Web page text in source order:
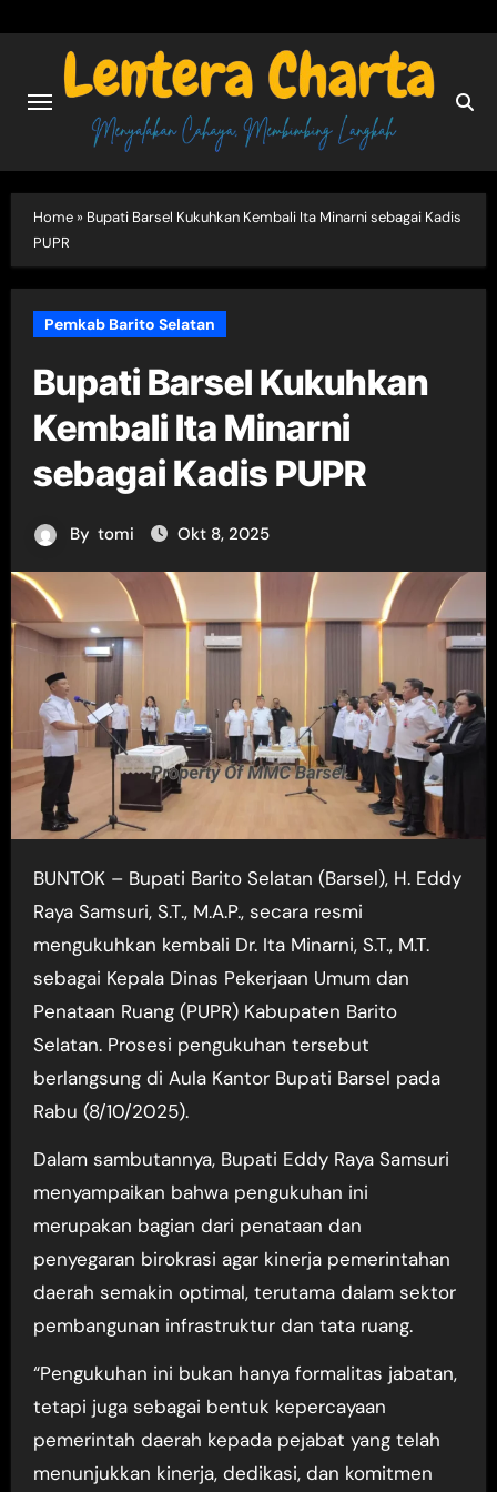
Home» Bupati Barsel Kukuhkan Kembali Ita Minarni sebagai Kadis
PUPR
Pemkab Barito Selatan
Bupati Barsel Kukuhkan
Kembali Ita Minarni
sebagai Kadis PUPR
By tomi Okt 8, 2025
BUNTOK – Bupati Barito Selatan (Barsel), H. Eddy
Raya Samsuri, S.T., M.A.P., secara resmi
mengukuhkan kembali Dr. Ita Minarni, S.T., M.T.
sebagai Kepala Dinas Pekerjaan Umum dan
Penataan Ruang (PUPR) Kabupaten Barito
Selatan. Prosesi pengukuhan tersebut
berlangsung di Aula Kantor Bupati Barsel pada
Rabu (8/10/2025).
Dalam sambutannya, Bupati Eddy Raya Samsuri
menyampaikan bahwa pengukuhan ini
merupakan bagian dari penataan dan
penyegaran birokrasi agar kinerja pemerintahan
daerah semakin optimal, terutama dalam sektor
pembangunan infrastruktur dan tata ruang.
“Pengukuhan ini bukan hanya formalitas jabatan,
tetapi juga sebagai bentuk kepercayaan
pemerintah daerah kepada pejabat yang telah
menunjukkan kinerja, dedikasi, dan komitmen